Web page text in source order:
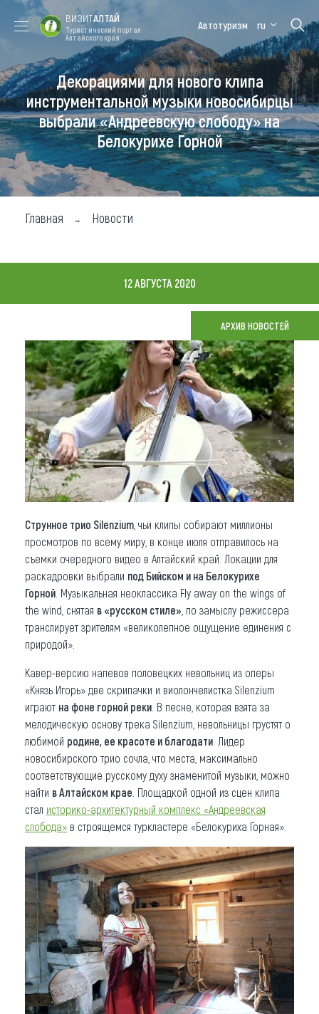
Форум VISIT
ALTAI
Цветение
маральника
Медицинский
форум
Алтайская
зимовка
Туры
Где побывать
Чем заняться
Где остановиться
Что привезти (сувениры)
О регионе
Коллекция впечатлений
Другие рубрики
ВИЗИТАЛТАЙ
Туристический портал
Алтайского края
Автотуризм ru
Декорациями для нового клипа
инструментальной музыки новосибирцы
выбрали «Андреевскую слободу» на
Белокурихе Горной
Главная Новости
12 АВГУСТА 2020
АРХИВ НОВОСТЕЙ
Струнное трио Silenzium , чьи клипы собирают миллионы
просмотров по всему миру, в конце июля отправилось на
съемки очередного видео в Алтайский край. Локации для
раскадровки выбрали под Бийском и на Белокурихе
Горной . Музыкальная неоклассика Fly away on the wings of
the wind, снятая в «русском стиле» , по замыслу режиссера
транслирует зрителям «великолепное ощущение единения с
природой».
Кавер-версию напевов половецких невольниц из оперы
«Князь Игорь» две скрипачки и виолончелистка Silenzium
играют на фоне горной реки . В песне, которая взята за
мелодическую основу трека Silenzium, невольницы грустят о
любимой родине, ее красоте и благодати . Лидер
новосибирского трио сочла, что места, максимально
соответствующие русскому духу знаменитой музыки, можно
найти в Алтайском крае . Площадкой одной из сцен клипа
стал историко-архитектурный комплекс «Андреевская
слобода» в строящемся туркластере «Белокуриха Горная».